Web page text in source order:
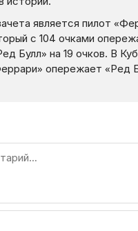
является пилот
с 104 очками
Булл» на 19 очков. В
опережает «Ред